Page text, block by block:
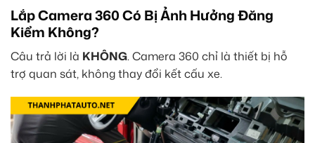
Lắp Camera 360 Có Bị Ảnh Hưởng Đăng
Kiểm Không?
Câu trả lời là KHÔNG. Camera 360 chỉ là thiết bị hỗ
trợ quan sát, không thay đổi kết cấu xe.